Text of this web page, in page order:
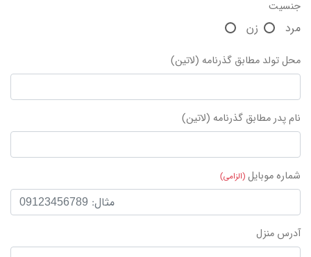
جنسیت
مرد زن
محل تولد مطابق گذرنامه (لاتین)
نام پدر مطابق گذرنامه (لاتین)
شماره موبایل (الزامی)
آدرس منزل